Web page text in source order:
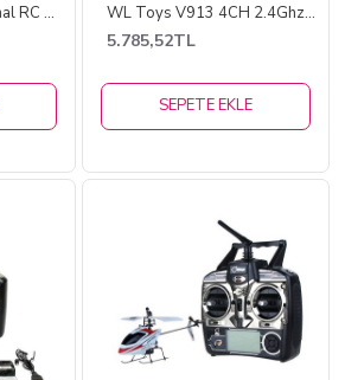
WL Toys V912 4 kanal RC Helicopter WL Toys V913 4CH 2.4Ghz RTF Helicopter
5.785,52TL
SEPETE EKLE